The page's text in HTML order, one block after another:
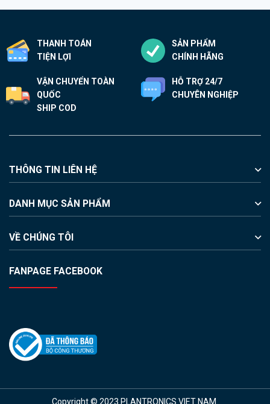
được
chọn
trang
sản
THANH TOÁN
TIỆN LỢI
SẢN PHẨM
CHÍNH HÃNG
VẬN CHUYỂN TOÀN
QUỐC
SHIP COD
HỖ TRỢ 24/7
CHUYÊN NGHIỆP
THÔNG TIN LIÊN HỆ
DANH MỤC SẢN PHẨM
VỀ CHÚNG TÔI
FANPAGE FACEBOOK
Copyright © 2023 PLANTRONICS VIET NAM.